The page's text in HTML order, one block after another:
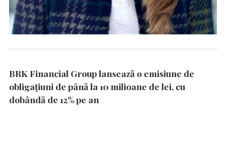
BRK Financial Group lansează o emisiune de
obligațiuni de până la 10 milioane de lei, cu
dobândă de 12% pe an